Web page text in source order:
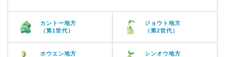
カントー地方
（第1世代）
ジョウト地方
（第2世代）
ホウエン地方
シンオウ地方